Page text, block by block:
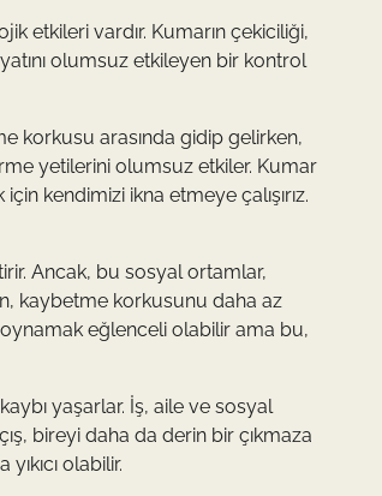
etkileri vardır. Kumarın çekiciliği,
olumsuz etkileyen bir kontrol
korkusu arasında gidip gelirken,
yetilerini olumsuz etkiler. Kumar
kendimizi ikna etmeye çalışırız.
Ancak, bu sosyal ortamlar,
kaybetme korkusunu daha az
eğlenceli olabilir ama bu,
yaşarlar. İş, aile ve sosyal
bireyi daha da derin bir çıkmaza
olabilir.